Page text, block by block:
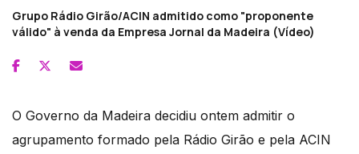
Grupo Rádio Girão/ACIN admitido como "proponente
válido" à venda da Empresa Jornal da Madeira (Vídeo)
O Governo da Madeira decidiu ontem admitir o
agrupamento formado pela Rádio Girão e pela ACIN